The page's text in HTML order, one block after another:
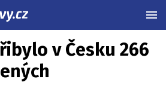
v Česku 266